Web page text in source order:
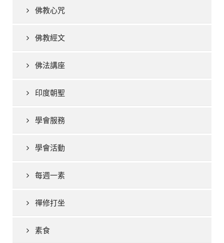
佛教心咒
佛教經文
佛法講座
印度朝聖
學會服務
學會活動
每週一素
禪修打坐
素食